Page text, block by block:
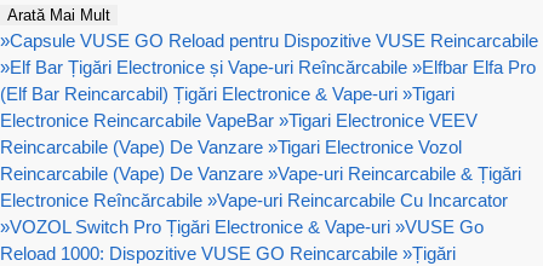
Arată Mai Mult
»Capsule VUSE GO Reload pentru Dispozitive VUSE Reincarcabile
»Elf Bar Țigări Electronice și Vape-uri Reîncărcabile »Elfbar Elfa Pro
(Elf Bar Reincarcabil) Țigări Electronice & Vape-uri »Tigari
Electronice Reincarcabile VapeBar »Tigari Electronice VEEV
Reincarcabile (Vape) De Vanzare »Tigari Electronice Vozol
Reincarcabile (Vape) De Vanzare »Vape-uri Reincarcabile & Țigări
Electronice Reîncărcabile »Vape-uri Reincarcabile Cu Incarcator
»VOZOL Switch Pro Țigări Electronice & Vape-uri »VUSE Go
Reload 1000: Dispozitive VUSE GO Reincarcabile »Țigări